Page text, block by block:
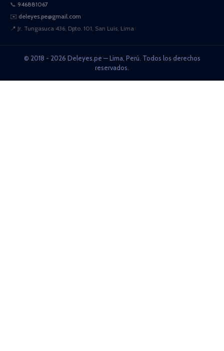
📞 946881067
✉️ deleyes.pe@gmail.com
📍 Jr. Tungasuca 436, Dpto. 101, San Luis, Lima
© 2018 - 2026 Deleyes.pe — Lima, Perú. Todos los derechos
reservados.